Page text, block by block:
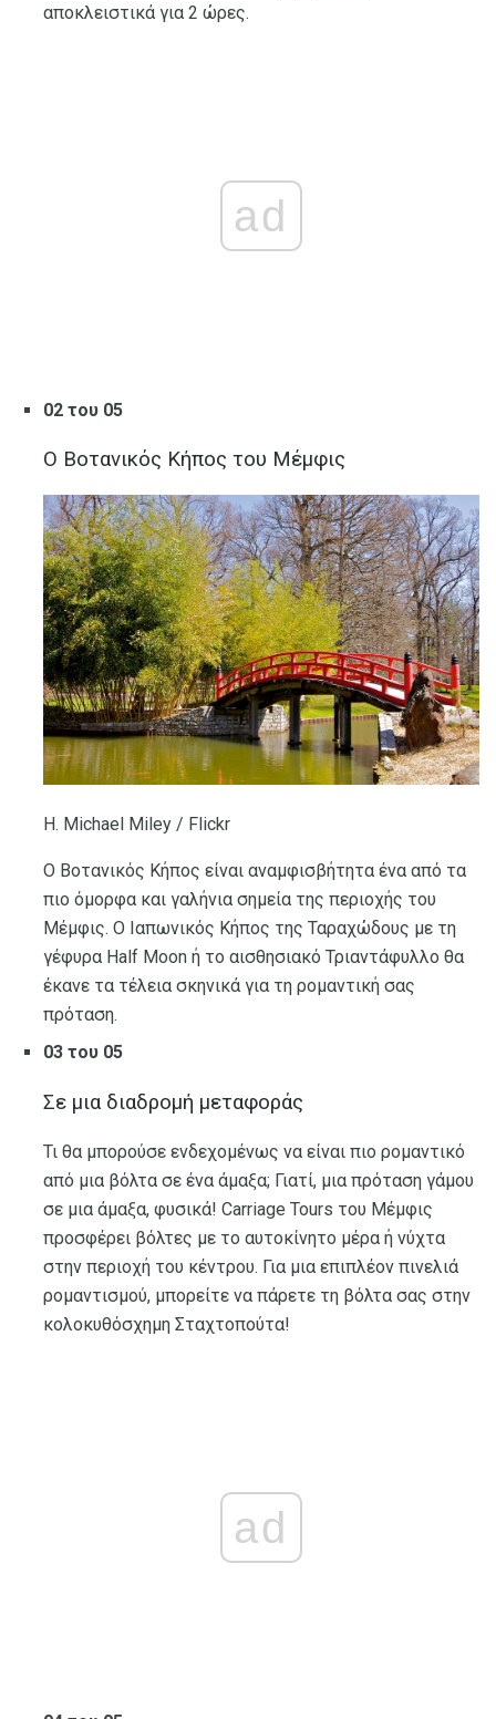
αποκλειστικά για 2 ώρες.
ad
02 του 05
Ο Βοτανικός Κήπος του Μέμφις
Η. Michael Miley / Flickr
Ο Βοτανικός Κήπος είναι αναμφισβήτητα ένα από τα
πιο όμορφα και γαλήνια σημεία της περιοχής του
Μέμφις. Ο Ιαπωνικός Κήπος της Ταραχώδους με τη
γέφυρα Half Moon ή το αισθησιακό Τριαντάφυλλο θα
έκανε τα τέλεια σκηνικά για τη ρομαντική σας
πρόταση.
03 του 05
Σε μια διαδρομή μεταφοράς
Τι θα μπορούσε ενδεχομένως να είναι πιο ρομαντικό
από μια βόλτα σε ένα άμαξα; Γιατί, μια πρόταση γάμου
σε μια άμαξα, φυσικά! Carriage Tours του Μέμφις
προσφέρει βόλτες με το αυτοκίνητο μέρα ή νύχτα
στην περιοχή του κέντρου. Για μια επιπλέον πινελιά
ρομαντισμού, μπορείτε να πάρετε τη βόλτα σας στην
κολοκυθόσχημη Σταχτοπούτα!
ad